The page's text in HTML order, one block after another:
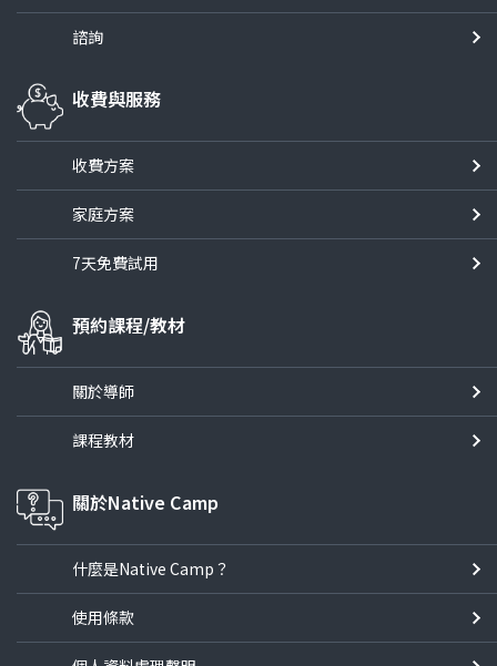
諮詢
收費與服務
收費方案
家庭方案
7天免費試用
預約課程/教材
關於導師
課程教材
關於Native Camp
什麼是Native Camp？
使用條款